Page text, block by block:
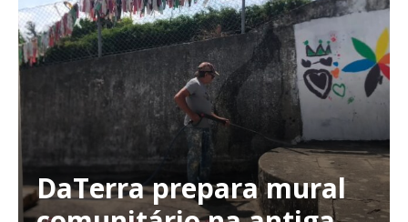
DaTerra prepara mural